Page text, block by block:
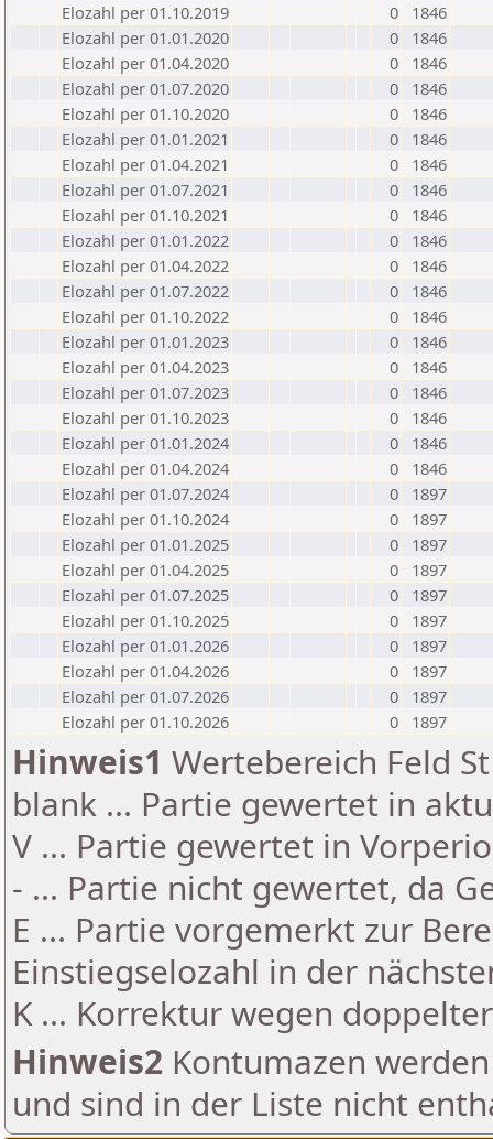
Elozahl per 01.10.2019
0
1846
Elozahl per 01.01.2020
0
1846
Elozahl per 01.04.2020
0
1846
Elozahl per 01.07.2020
0
1846
Elozahl per 01.10.2020
0
1846
Elozahl per 01.01.2021
0
1846
Elozahl per 01.04.2021
0
1846
Elozahl per 01.07.2021
0
1846
Elozahl per 01.10.2021
0
1846
Elozahl per 01.01.2022
0
1846
Elozahl per 01.04.2022
0
1846
Elozahl per 01.07.2022
0
1846
Elozahl per 01.10.2022
0
1846
Elozahl per 01.01.2023
0
1846
Elozahl per 01.04.2023
0
1846
Elozahl per 01.07.2023
0
1846
Elozahl per 01.10.2023
0
1846
Elozahl per 01.01.2024
0
1846
Elozahl per 01.04.2024
0
1846
Elozahl per 01.07.2024
0
1897
Elozahl per 01.10.2024
0
1897
Elozahl per 01.01.2025
0
1897
Elozahl per 01.04.2025
0
1897
Elozahl per 01.07.2025
0
1897
Elozahl per 01.10.2025
0
1897
Elozahl per 01.01.2026
0
1897
Elozahl per 01.04.2026
0
1897
Elozahl per 01.07.2026
0
1897
Elozahl per 01.10.2026
0 1897
Hinweis1 Wertebereich Feld
blank ... Partie gewertet in
V ... Partie gewertet in
- ... Partie nicht gewertet, da
E ... Partie vorgemerkt zur
Einstiegselozahl in der
K ... Korrektur wegen
Hinweis2 Kontumazen
und sind in der Liste nicht